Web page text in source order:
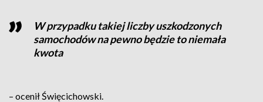
W przypadku takiej liczby uszkodzonych
samochodów na pewno będzie to niemała
kwota
– ocenił Święcichowski.